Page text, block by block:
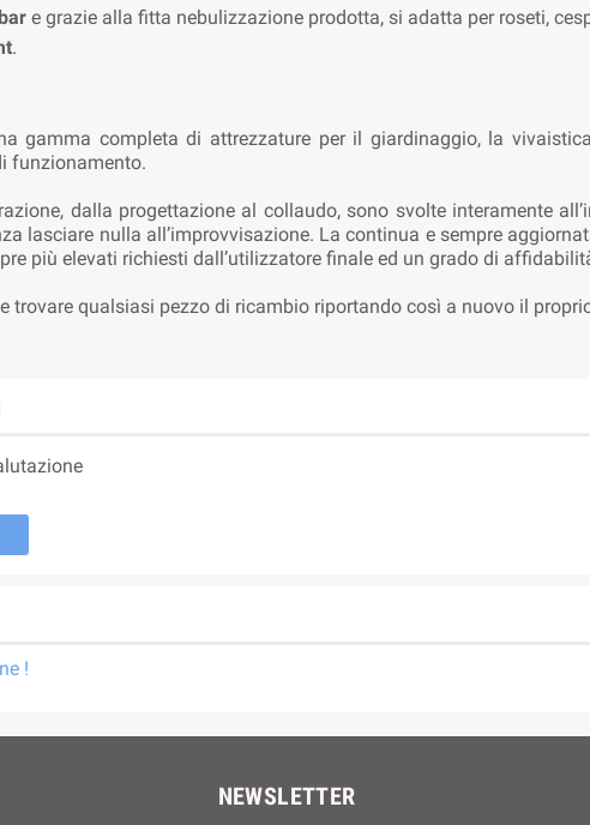
e grazie alla fitta nebulizzazione prodotta, si adatta per roseti,
.
gamma completa di attrezzature per il giardinaggio, la
funzionamento.
dalla progettazione al collaudo, sono svolte interamente
lasciare nulla all’improvvisazione. La continua e sempre
più elevati richiesti dall’utilizzatore finale ed un grado di
trovare qualsiasi pezzo di ricambio riportando così a nuovo il
!
NEWSLETTER